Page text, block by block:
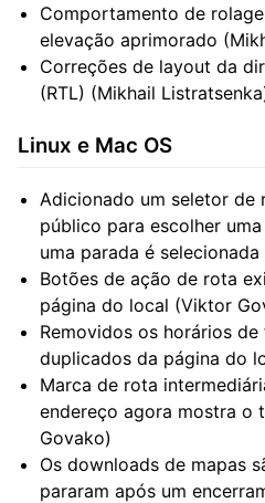
Comportamento de
elevação aprimorado
Correções de layout da
(RTL) (Mikhail
Linux e Mac OS
Adicionado um seletor de
público para escolher
uma parada é
Botões de ação de rota
página do local (Viktor
Removidos os horários
duplicados da página do
Marca de rota
endereço agora mostra o
Govako)
Os downloads de mapas
pararam após um